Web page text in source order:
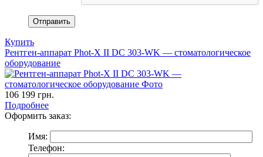
Купить
Рентген-аппарат Phot-X II DC 303-WK — стоматологическое
оборудование
106 199 грн.
Подробнее
Оформить заказ:
Имя:
Телефон: